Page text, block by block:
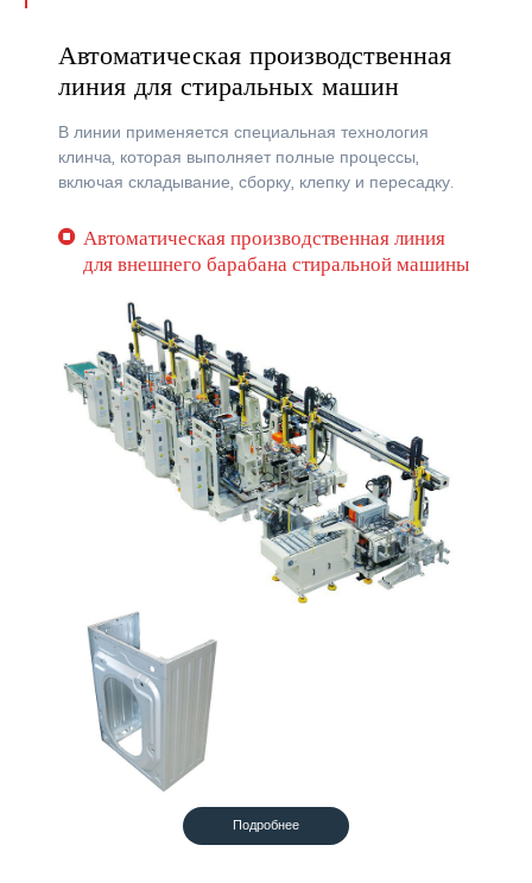
Автоматическая производственная
линия для стиральных машин
В линии применяется специальная технология
клинча, которая выполняет полные процессы,
включая складывание, сборку, клепку и пересадку.
Автоматическая производственная линия
для внешнего барабана стиральной машины
Подробнее